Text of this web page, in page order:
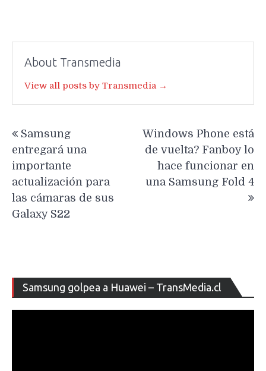
About Transmedia
View all posts by Transmedia →
de
entradas
Samsung
entregará una
importante
actualización para
las cámaras de sus
Galaxy S22
Windows Phone está
de vuelta? Fanboy lo
hace funcionar en
una Samsung Fold 4
Samsung golpea a Huawei – TransMedia.cl
de